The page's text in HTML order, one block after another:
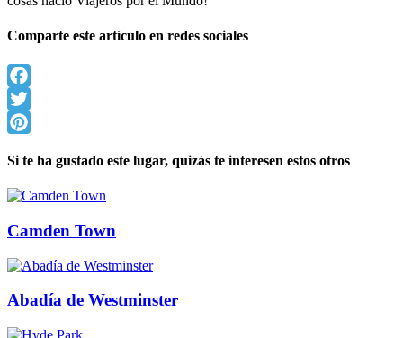
Comparte este artículo en redes sociales
Facebook
Twitter
Si te ha gustado este lugar, quizás te interesen estos otros
Camden Town
Abadía de Westminster